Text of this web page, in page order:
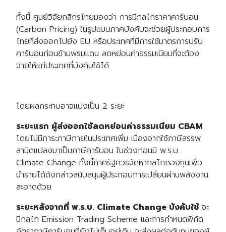
ทั้งนี้ ศูนย์วิจัยกสิกรไทยมองว่า การมีกลไกราคาคาร์บอน
(Carbon Pricing) ในรูปแบบภาคบังคับจะช่วยผู้ประกอบการ
ไทยที่ส่งออกไปยัง EU หรือประเทศที่มีการใช้มาตรการปรับ
คาร์บอนก่อนข้ามพรมแดน ลดหย่อนค่าธรรมเนียมที่จะต้อง
จ่ายให้แก่ประเทศที่บังคับใช้ได้
โดยผลกระทบอาจแบ่งเป็น 2 ระยะ
ระยะแรก ผู้ส่งออกใช้ลดหย่อนค่าธรรมเนียม CBAM
โดยไม่มีภาระภาษีภายในประเทศเพิ่ม เนื่องจากใช้ภาษีสรรพ
สามิตแปลงมาเป็นภาษีคาร์บอน ในช่วงก่อนมี พ.ร.บ.
Climate Change ทั้งนี้ภาครัฐควรจัดหากลไกกองทุนเพื่อ
นำรายได้ดังกล่าวสนับสนุนผู้ประกอบการเปลี่ยนผ่านพลังงาน
สะอาดด้วย
ระยะหลังจากที่ พ.ร.บ. Climate Change บังคับใช้ จะ
มีกลไก Emission Trading Scheme และการกำหนดพิกัด